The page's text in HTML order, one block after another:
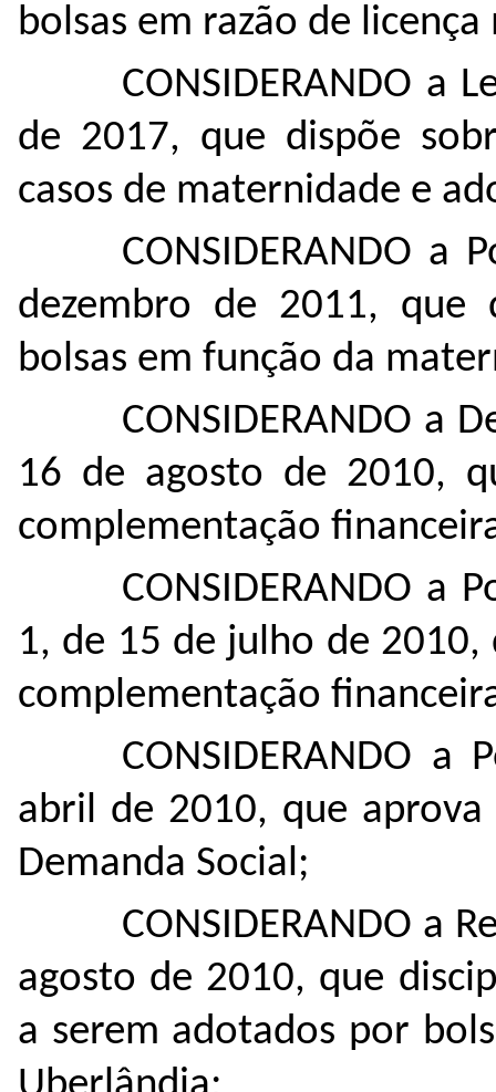
bolsas em razão de
CONSIDERANDO a
de 2017, que dispõe
casos de maternidade e
CONSIDERANDO a
dezembro de 2011, que
bolsas em função da
CONSIDERANDO a
16 de agosto de 2010,
complementação
CONSIDERANDO a
1, de 15 de julho de
complementação
CONSIDERANDO
abril de 2010, que
Demanda Social;
CONSIDERANDO a
agosto de 2010, que
a serem adotados por